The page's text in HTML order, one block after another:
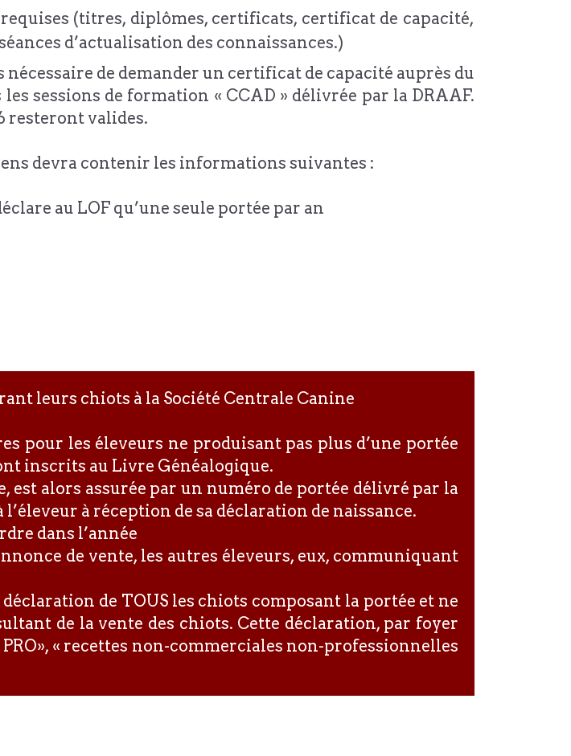
(titres, diplômes, certificats, certificat de capacité,
d’actualisation des connaissances.)
de demander un certificat de capacité auprès du
sessions de formation « CCAD » délivrée par la DRAAF.
resteront valides.
devra contenir les informations suivantes :
au LOF qu’une seule portée par an
leurs chiots à la Société Centrale Canine
pour les éleveurs ne produisant pas plus d’une portée
inscrits au Livre Généalogique.
est alors assurée par un numéro de portée délivré par la
à réception de sa déclaration de naissance.
dans l’année
de vente, les autres éleveurs, eux, communiquant
de TOUS les chiots composant la portée et ne
de la vente des chiots. Cette déclaration, par foyer
« recettes non-commerciales non-professionnelles